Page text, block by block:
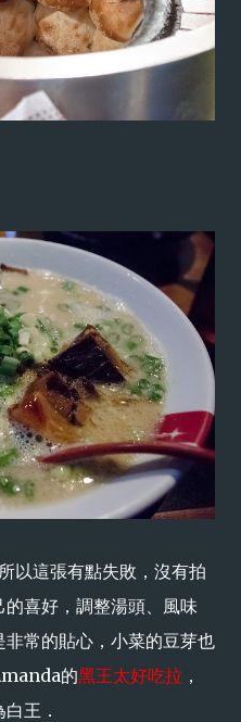
以這張有點失敗，沒有拍
喜好，調整湯頭、風味
常的貼心，小菜的豆芽也
的黑王太好吃拉 ，
王．